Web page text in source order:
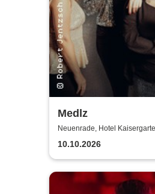
Medlz
Neuenrade, Hotel
10.10.2026